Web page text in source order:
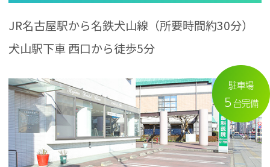
JR名古屋駅から名鉄犬山線（所要時間約30分）
犬山駅下車 西口から徒歩5分
駐車場
5台完備